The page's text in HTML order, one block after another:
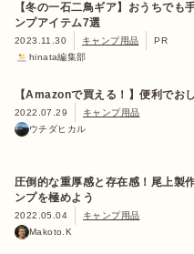
【冬の一石二鳥ギア】おうちでも
ンプアイテム7選
2023.11.30 キャンプ用品
PR
hinata編集部
【Amazonで買える！】便利でお
2022.07.29
キャンプ用品
ウチダヒカル
圧倒的な重厚感と存在感！尾上製
ンプを極めよう
2022.05.04
キャンプ用品
Makoto.K